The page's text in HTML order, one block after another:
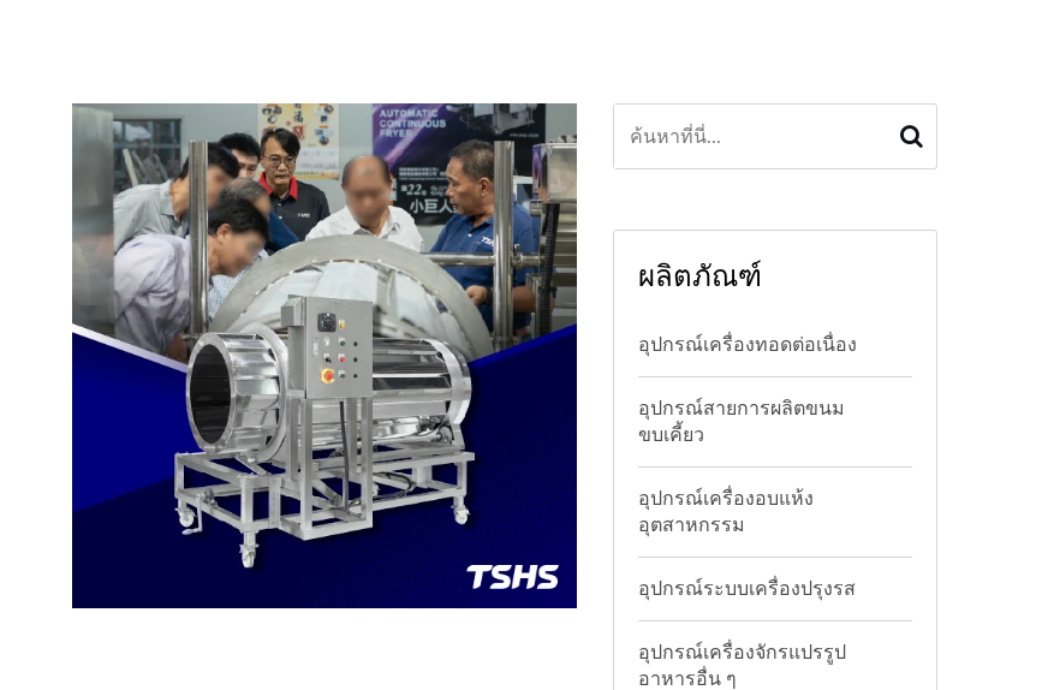
ผลิตภัณฑ์
อุปกรณ์เครื่องทอดต่อเนื่อง
อุปกรณ์สายการผลิตขนม
ขบเคี้ยว
อุปกรณ์เครื่องอบแห้ง
อุตสาหกรรม
อุปกรณ์ระบบเครื่องปรุงรส
อุปกรณ์เครื่องจักรแปรรูป
อาหารอื่น ๆ